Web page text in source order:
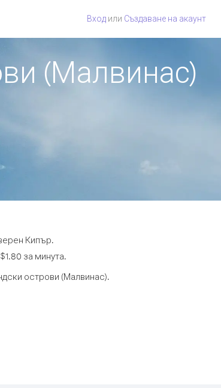
Вход или Създаване на акаунт
(Малвинас)
Кипър.
за минута.
острови (Малвинас).